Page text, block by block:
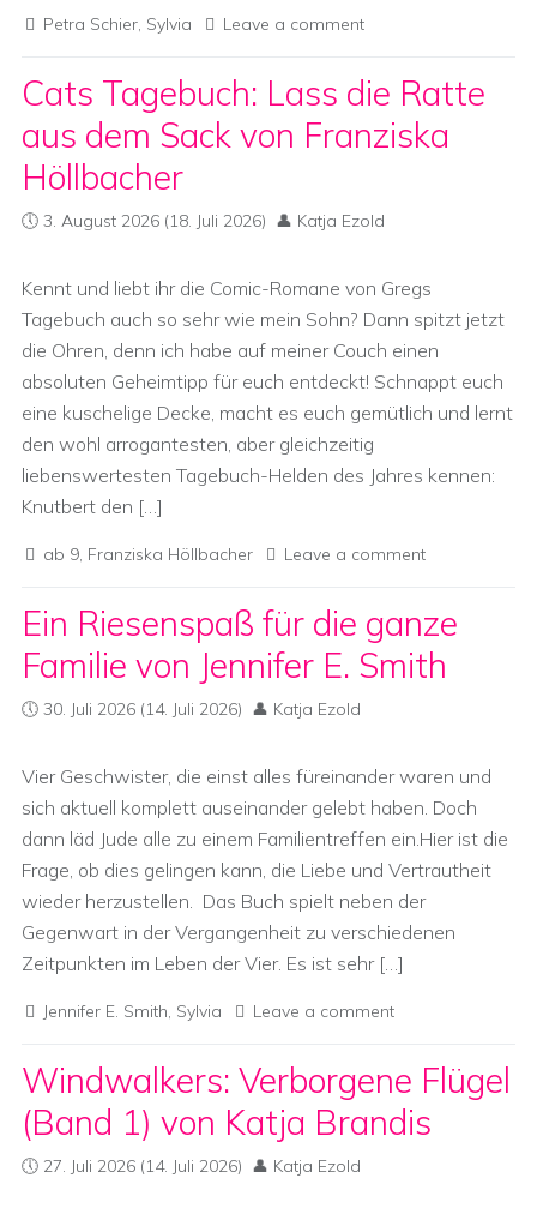
Petra Schier, Sylvia Leave a comment
Cats Tagebuch: Lass die Ratte
aus dem Sack von Franziska
Höllbacher
3. August 2026 (18. Juli 2026) Katja Ezold
Kennt und liebt ihr die Comic-Romane von Gregs
Tagebuch auch so sehr wie mein Sohn? Dann spitzt jetzt
die Ohren, denn ich habe auf meiner Couch einen
absoluten Geheimtipp für euch entdeckt! Schnappt euch
eine kuschelige Decke, macht es euch gemütlich und lernt
den wohl arrogantesten, aber gleichzeitig
liebenswertesten Tagebuch-Helden des Jahres kennen:
Knutbert den […]
ab 9, Franziska Höllbacher Leave a comment
Ein Riesenspaß für die ganze
Familie von Jennifer E. Smith
30. Juli 2026 (14. Juli 2026) Katja Ezold
Vier Geschwister, die einst alles füreinander waren und
sich aktuell komplett auseinander gelebt haben. Doch
dann läd Jude alle zu einem Familientreffen ein.Hier ist die
Frage, ob dies gelingen kann, die Liebe und Vertrautheit
wieder herzustellen. Das Buch spielt neben der
Gegenwart in der Vergangenheit zu verschiedenen
Zeitpunkten im Leben der Vier. Es ist sehr […]
Jennifer E. Smith, Sylvia Leave a comment
Windwalkers: Verborgene Flügel
(Band 1) von Katja Brandis
27. Juli 2026 (14. Juli 2026) Katja Ezold